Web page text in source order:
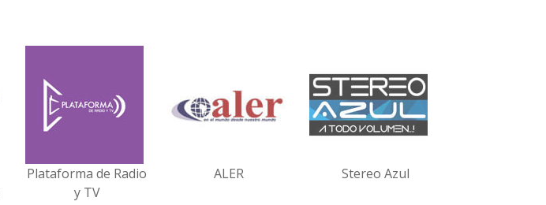
Plataforma de Radio
y TV
ALER Stereo Azul